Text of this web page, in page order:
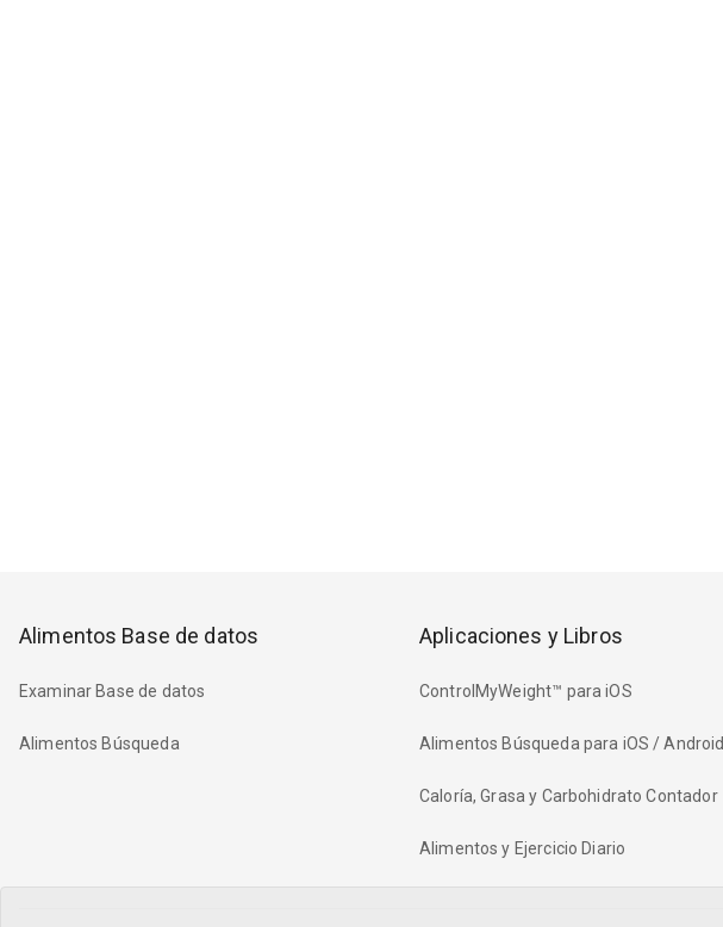
Alimentos Base de datos
Examinar Base de datos
Alimentos Búsqueda
Aplicaciones y Libros
ControlMyWeight™ para iOS
Alimentos Búsqueda para iOS / Android
Caloría, Grasa y Carbohidrato Contador
Alimentos y Ejercicio Diario